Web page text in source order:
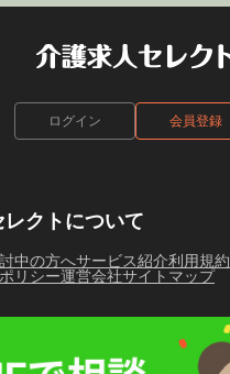
ログイン 会員登録
クトについて
中の方へサービス紹介利用規約
リシー運営会社サイトマップ